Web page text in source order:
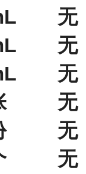
无
无
无
无
无
无